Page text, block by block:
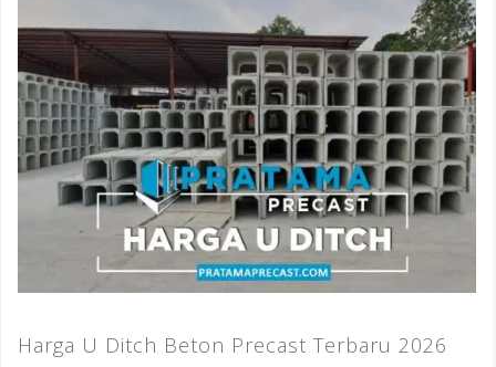
Harga U Ditch Beton Precast Terbaru 2026